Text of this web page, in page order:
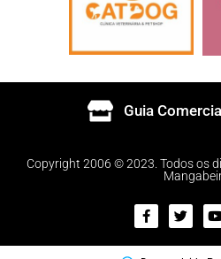
Guia
Copyright 2006 © 2023. Todos os